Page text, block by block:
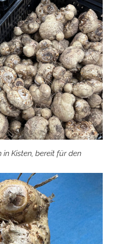
Kisten, bereit für den